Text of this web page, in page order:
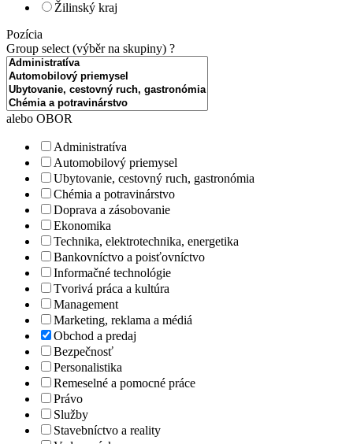
Žilinský kraj
Pozícia
Group select (výběr na skupiny) ?
alebo OBOR
Administratíva
Automobilový priemysel
Ubytovanie, cestovný ruch, gastronómia
Chémia a potravinárstvo
Doprava a zásobovanie
Ekonomika
Technika, elektrotechnika, energetika
Bankovníctvo a poisťovníctvo
Informačné technológie
Tvorivá práca a kultúra
Management
Marketing, reklama a médiá
Obchod a predaj
Bezpečnosť
Personalistika
Remeselné a pomocné práce
Právo
Služby
Stavebníctvo a reality